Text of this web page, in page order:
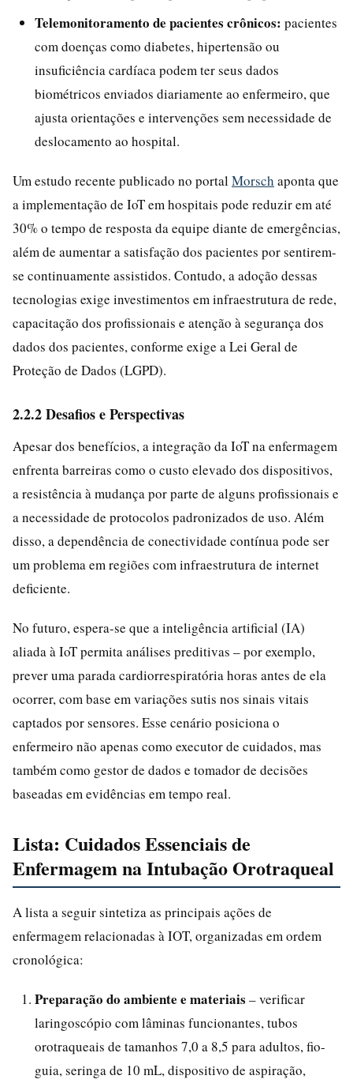
Telemonitoramento de pacientes crônicos: pacientes
com doenças como diabetes, hipertensão ou
insuficiência cardíaca podem ter seus dados
biométricos enviados diariamente ao enfermeiro, que
ajusta orientações e intervenções sem necessidade de
deslocamento ao hospital.
Um estudo recente publicado no portal Morsch aponta que
a implementação de IoT em hospitais pode reduzir em até
30% o tempo de resposta da equipe diante de emergências,
além de aumentar a satisfação dos pacientes por sentirem-
se continuamente assistidos. Contudo, a adoção dessas
tecnologias exige investimentos em infraestrutura de rede,
capacitação dos profissionais e atenção à segurança dos
dados dos pacientes, conforme exige a Lei Geral de
Proteção de Dados (LGPD).
2.2.2 Desafios e Perspectivas
Apesar dos benefícios, a integração da IoT na enfermagem
enfrenta barreiras como o custo elevado dos dispositivos,
a resistência à mudança por parte de alguns profissionais e
a necessidade de protocolos padronizados de uso. Além
disso, a dependência de conectividade contínua pode ser
um problema em regiões com infraestrutura de internet
deficiente.
No futuro, espera-se que a inteligência artificial (IA)
aliada à IoT permita análises preditivas – por exemplo,
prever uma parada cardiorrespiratória horas antes de ela
ocorrer, com base em variações sutis nos sinais vitais
captados por sensores. Esse cenário posiciona o
enfermeiro não apenas como executor de cuidados, mas
também como gestor de dados e tomador de decisões
baseadas em evidências em tempo real.
Lista: Cuidados Essenciais de
Enfermagem na Intubação Orotraqueal
A lista a seguir sintetiza as principais ações de
enfermagem relacionadas à IOT, organizadas em ordem
cronológica:
Preparação do ambiente e materiais – verificar
laringoscópio com lâminas funcionantes, tubos
orotraqueais de tamanhos 7,0 a 8,5 para adultos, fio-
guia, seringa de 10 mL, dispositivo de aspiração,